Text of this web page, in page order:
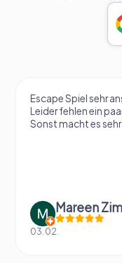
Escape Spiel sehr
Leider fehlen ein
Sonst macht es sehr
Mareen
03.02.